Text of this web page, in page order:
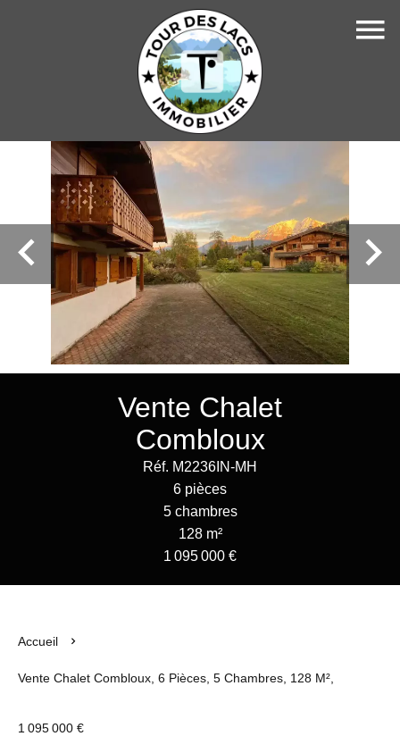
Vente Chalet
Combloux
Réf. M2236IN-MH
6 pièces
5 chambres
128 m²
1 095 000 €
Accueil
Vente Chalet Combloux, 6 Pièces, 5 Chambres, 128 M²,
1 095 000 €